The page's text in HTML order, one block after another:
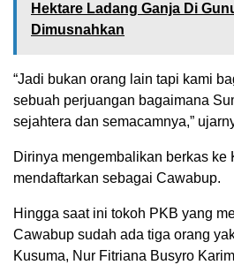
Hektare Ladang Ganja Di
Dimusnahkan
“Jadi bukan orang lain tapi kami
sebuah perjuangan bagaimana
sejahtera dan semacamnya,”
Dirinya mengembalikan berkas ke
mendaftarkan sebagai Cawabup.
Hingga saat ini tokoh PKB yang
Cawabup sudah ada tiga orang
Kusuma, Nur Fitriana Busyro